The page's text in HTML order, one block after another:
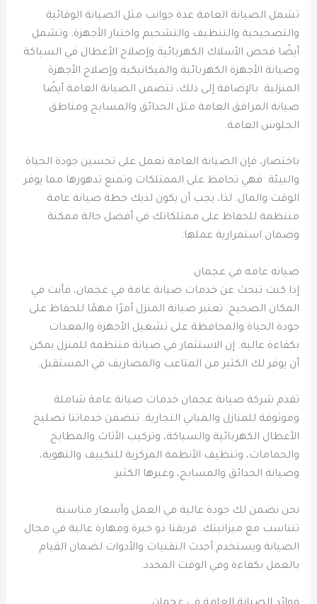
تشمل الصيانة العامة عدة جوانب مثل الصيانة الوقائية
والتصحيحية والتنظيف والتشحيم واختبار الأجهزة. وتشمل
أيضًا فحص الأسلاك الكهربائية وإصلاح الأعطال في السباكة
وصيانة الأجهزة الكهربائية والميكانيكية وإصلاح الأجهزة
المنزلية. بالإضافة إلى ذلك، تتضمن الصيانة العامة أيضًا
صيانة المرافق العامة مثل الحدائق والمسابح ومناطق
الجلوس العامة.
باختصار، فإن الصيانة العامة تعمل على تحسين جودة الحياة
والبيئة. فهي تحافظ على الممتلكات وتمنع تدهورها مما يوفر
الوقت والمال. لذا، يجب أن يكون لديك خطة صيانة عامة
منتظمة للحفاظ على ممتلكاتك في أفضل حالة ممكنة
وضمان استمرارية عملها.
صيانه عامه في عجمان
إذا كنت تبحث عن خدمات صيانة عامة في عجمان، فأنت في
المكان الصحيح. تعتبر صيانة المنزل أمرًا مهمًا للحفاظ على
جودة الحياة والمحافظة على تشغيل الأجهزة والمعدات
بكفاءة عالية. إن الاستثمار في صيانة منتظمة للمنزل يمكن
أن يوفر لك الكثير من المتاعب والمصاريف في المستقبل.
تقدم شركة صيانة عجمان خدمات صيانة عامة شاملة
وموثوقة للمنازل والمباني التجارية. تتضمن خدماتنا تصليح
الأعطال الكهربائية والسباكة، وتركيب الأثاث والمطابخ
والحمامات، وتنظيف الأنظمة المركزية للتكييف والتهوية،
وصيانة الحدائق والمسابح، وغيرها الكثير.
نحن نضمن لك جودة عالية في العمل وأسعار مناسبة
تتناسب مع ميزانيتك. فريقنا ذو خبرة ومهارة عالية في مجال
الصيانة ويستخدم أحدث التقنيات والأدوات لضمان القيام
بالعمل بكفاءة وفي الوقت المحدد.